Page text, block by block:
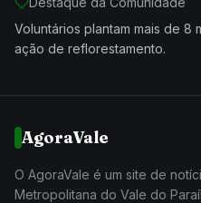
Voluntários plantam mais de 8
ação de reflorestamento.
AgoraVale
O AgoraVale é um site de
Metropolitana do Vale do